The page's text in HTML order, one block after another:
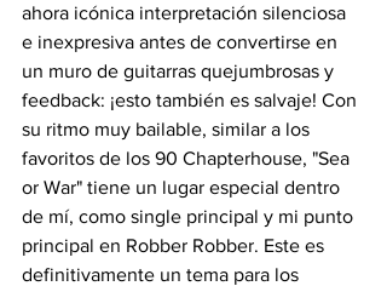
ahora icónica interpretación silenciosa
e inexpresiva antes de convertirse en
un muro de guitarras quejumbrosas y
feedback: ¡esto también es salvaje! Con
su ritmo muy bailable, similar a los
favoritos de los 90 Chapterhouse, "Sea
or War" tiene un lugar especial dentro
de mí, como single principal y mi punto
principal en Robber Robber. Este es
definitivamente un tema para los